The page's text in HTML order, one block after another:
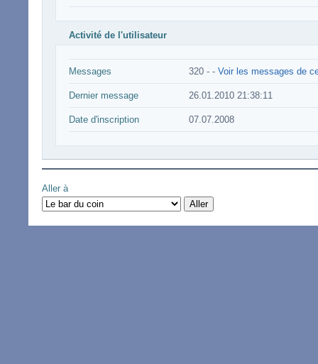
Activité de l'utilisateur
Messages 320 - - Voir les messages de
Dernier message 26.01.2010 21:38:11
Date d'inscription 07.07.2008
Aller à